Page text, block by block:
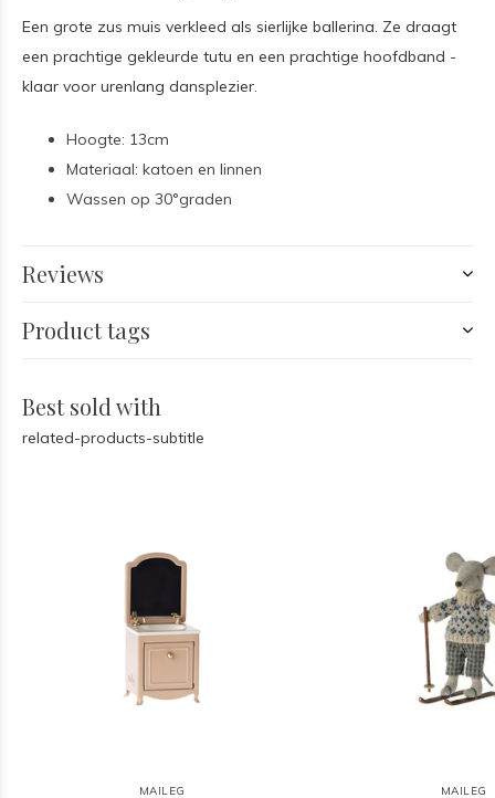
Een grote zus muis verkleed als sierlijke ballerina. Ze draagt
een prachtige gekleurde tutu en een prachtige hoofdband -
klaar voor urenlang dansplezier.
Hoogte: 13cm
Materiaal: katoen en linnen
Wassen op 30°graden
Reviews
Product tags
Best sold with
related-products-subtitle
MAILEG MAILEG